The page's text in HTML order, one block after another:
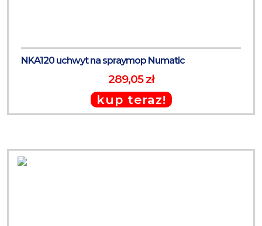
NKA120 uchwyt na spraymop Numatic
289,05 zł
kup teraz!